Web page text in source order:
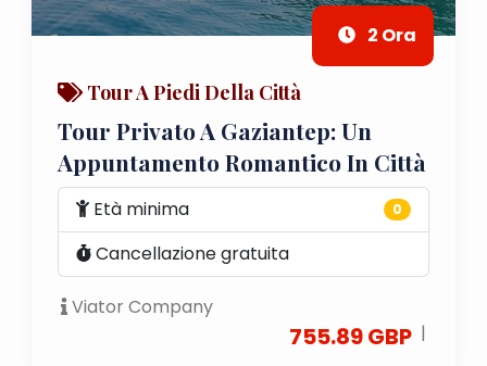
2 Ora
Tour A Piedi Della Città
Tour Privato A Gaziantep: Un
Appuntamento Romantico In Città
Età minima 0
Cancellazione gratuita
Viator Company
755.89 GBP |